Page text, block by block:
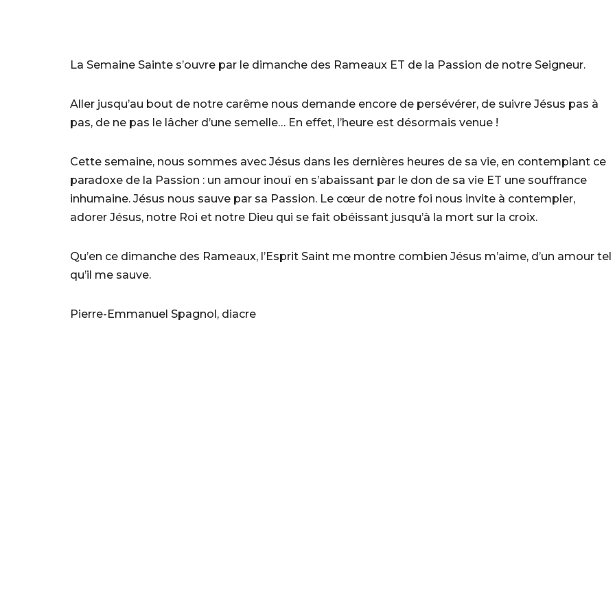
La Semaine Sainte s’ouvre par le dimanche des Rameaux ET de la Passion de notre Seigneur.
Aller jusqu’au bout de notre carême nous demande encore de persévérer, de suivre Jésus pas à
pas, de ne pas le lâcher d’une semelle… En effet, l’heure est désormais venue !
Cette semaine, nous sommes avec Jésus dans les dernières heures de sa vie, en contemplant ce
paradoxe de la Passion : un amour inouï en s’abaissant par le don de sa vie ET une souffrance
inhumaine. Jésus nous sauve par sa Passion. Le cœur de notre foi nous invite à contempler,
adorer Jésus, notre Roi et notre Dieu qui se fait obéissant jusqu’à la mort sur la croix.
Qu’en ce dimanche des Rameaux, l’Esprit Saint me montre combien Jésus m’aime, d’un amour tel
qu’il me sauve.
Pierre-Emmanuel Spagnol, diacre